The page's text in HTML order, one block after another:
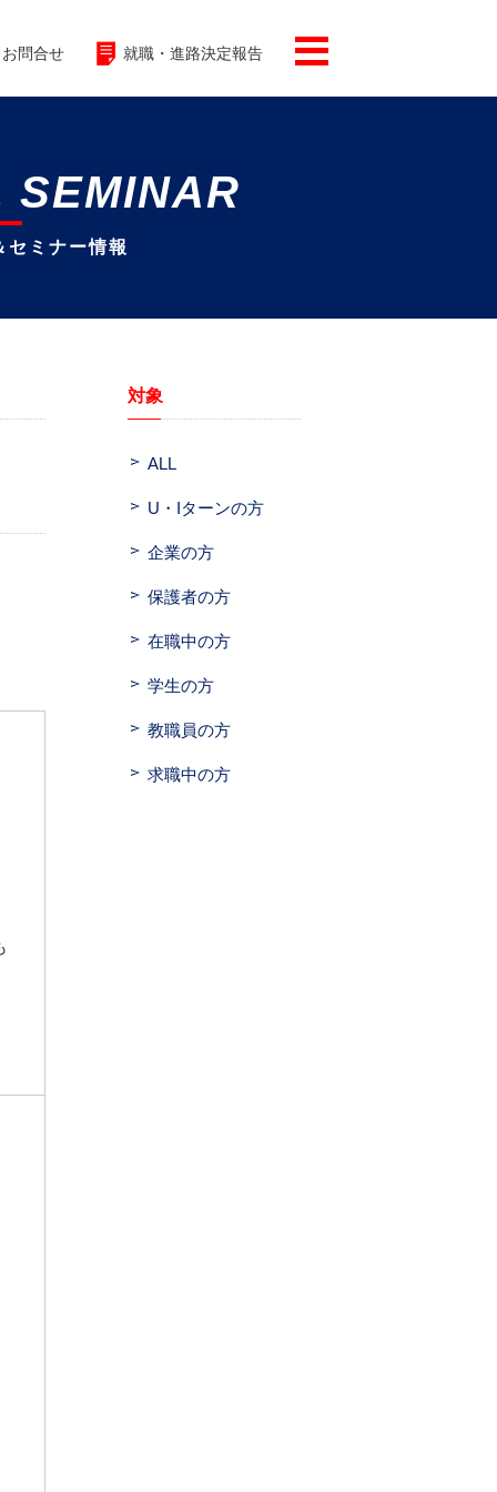
お問合せ 就職・進路決定報告
SEMINAR
セミナー情報
対象
ALL
U・Iターンの方
企業の方
保護者の方
在職中の方
学生の方
教職員の方
求職中の方